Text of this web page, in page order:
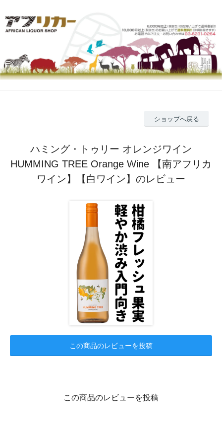
ショップへ戻る
ハミング・トゥリー オレンジワイン
HUMMING TREE Orange Wine 【南アフリカ
ワイン】【白ワイン】のレビュー
この商品のレビューを投稿
この商品のレビューを投稿